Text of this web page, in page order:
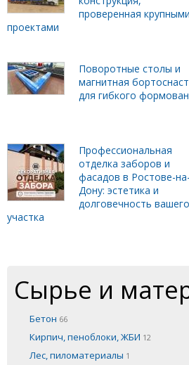
проверенная крупными
проектами
Поворотные столы и
магнитная
для гибкого
Профессиональная
отделка заборов и
фасадов в Ростове-на-
Дону: эстетика и
долговечность вашего
участка
Сырье и
Бетон 66
Кирпич, пеноблоки, ЖБИ 12
Лес, пиломатериалы 1